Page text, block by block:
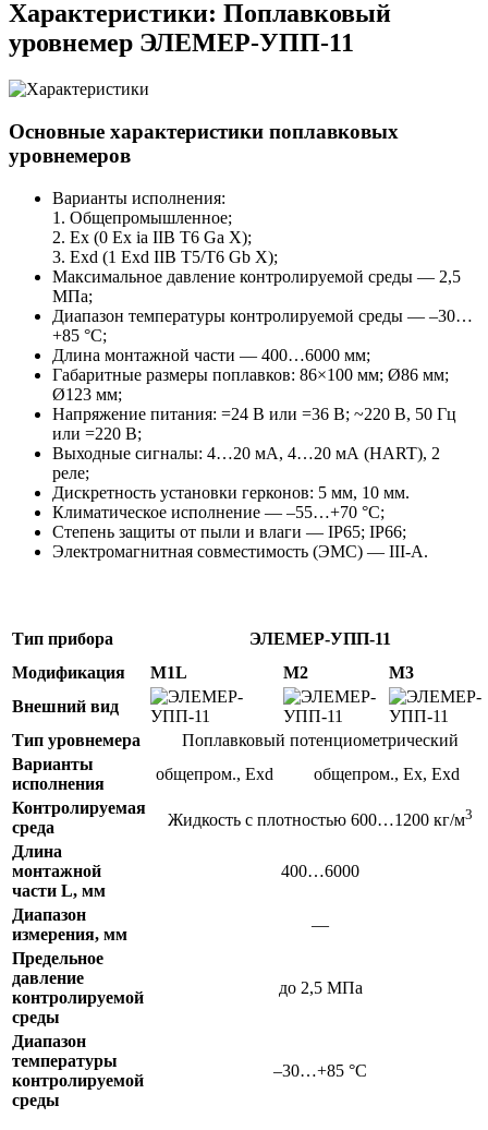
Характеристики: Поплавковый
уровнемер ЭЛЕМЕР-УПП-11
Основные характеристики поплавковых
уровнемеров
Варианты исполнения:
1. Общепромышленное;
2. Ex (0 Ex ia IIB T6 Ga X);
3. Exd (1 Exd IIB Т5/T6 Gb X);
Максимальное давление контролируемой среды — 2,5
МПа;
Диапазон температуры контролируемой среды — –30…
+85 °С;
Длина монтажной части — 400…6000 мм;
Габаритные размеры поплавков: 86×100 мм; Ø86 мм;
Ø123 мм;
Напряжение питания: =24 В или =36 В; ~220 В, 50 Гц
или =220 В;
Выходные сигналы: 4…20 мА, 4…20 мА (HART), 2
реле;
Дискретность установки герконов: 5 мм, 10 мм.
Климатическое исполнение — –55…+70 °С;
Степень защиты от пыли и влаги — IP65; IP66;
Электромагнитная совместимость (ЭМС) — III-A.
Тип прибора
ЭЛЕМЕР-УПП-11
Модификация
М1L М2
М3
Внешний вид
Тип уровнемера
Поплавковый потенциометрический
Варианты
исполнения
общепром., Exd
общепром., Ex, Exd
Контролируемая
среда
Жидкость с плотностью 600…1200 кг/м3
Длина
монтажной
части L, мм
400…6000
Диапазон
измерения, мм
—
Предельное
давление
контролируемой
среды
до 2,5 МПа
Диапазон
температуры
контролируемой
среды
–30…+85 °C